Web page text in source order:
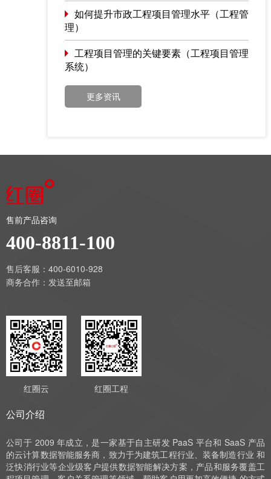
如何提升市政工程项目管理水平（工程管
理）
工程项目管理的关键要素（工程项目管理
系统）
更多资讯
售前产品咨询
400-8811-100
售后客服：400-6010-928
商务合作： 发送至邮箱
红圈云 红圈工程
公司介绍
公司于 2009 年成立，是一家基于自主研发 PaaS 平台和 SaaS 产品
的云计算数据智能服务商，致力于为建筑工程行业、装备制造行业 和
泛快消行业等企业级客户提供数据智能解决方案，产品和服务覆盖工